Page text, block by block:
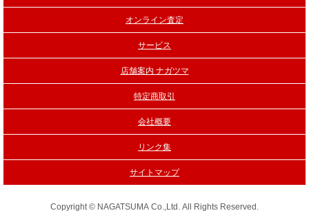
オンライン査定
サービス
店舗案内 ナガツマ
特定商取引
会社概要
リンク集
サイトマップ
Copyright © NAGATSUMA Co.,Ltd. All Rights Reserved.